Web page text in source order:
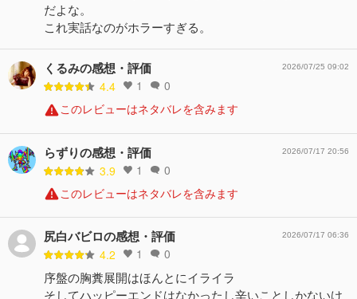
だよな。
これ実話なのがホラーすぎる。
くるみの感想・評価
4.4 1 0
2026/07/25 09:02
このレビューはネタバレを含みます
らずりの感想・評価
3.9 1 0
2026/07/17 20:56
このレビューはネタバレを含みます
尻白バビロの感想・評価
4.2 1 0
2026/07/17 06:36
序盤の胸糞展開はほんとにイライラ
そしてハッピーエンドはなかったし辛いことしかないけ